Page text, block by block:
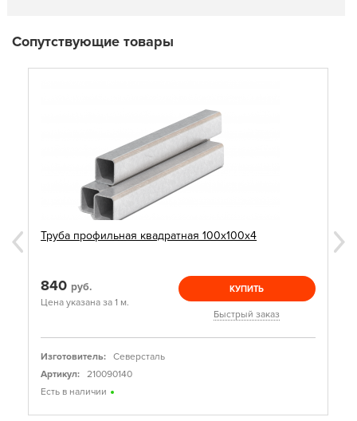
Сопутствующие товары
Труба профильная квадратная 100х100х4
840 руб.
Цена указана за 1 м.
КУПИТЬ
Быстрый заказ
Изготовитель:
Северсталь
Артикул:
210090140
Есть в наличии